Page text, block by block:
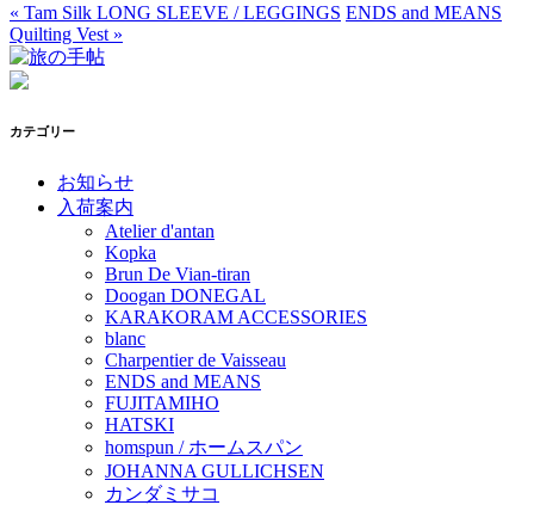
« Tam Silk LONG SLEEVE / LEGGINGS ENDS and MEANS
Quilting Vest »
カテゴリー
お知らせ
入荷案内
Atelier d'antan
Kopka
Brun De Vian-tiran
Doogan DONEGAL
KARAKORAM ACCESSORIES
blanc
Charpentier de Vaisseau
ENDS and MEANS
FUJITAMIHO
HATSKI
homspun / ホームスパン
JOHANNA GULLICHSEN
カンダミサコ